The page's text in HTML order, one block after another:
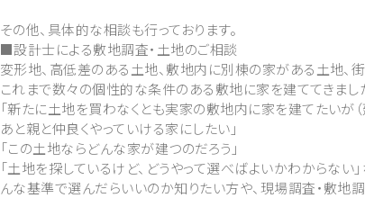
その他、具体的な相談も行っております。
■設計士による敷地調査・土地のご相談
変形地、高低差のある土地、敷地内に別棟の家がある土地、
これまで数々の個性的な条件のある敷地に家を建ててきまし
「新たに土地を買わなくとも実家の敷地内に家を建てたいが（
あと親と仲良くやっていける家にしたい」
「この土地ならどんな家が建つのだろう」
「土地を探しているけど、どうやって選べばよいかわからな
んな基準で選んだらいいのか知りたい方や、現場調査・敷地